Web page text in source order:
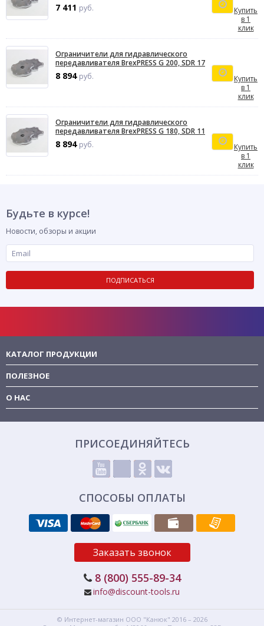
7 411 руб.
Купить
в 1
клик
Ограничители для гидравлического
передавливателя BrexPRESS G 200, SDR 17
8 894 руб.
Купить
в 1
клик
Ограничители для гидравлического
передавливателя BrexPRESS G 180, SDR 11
8 894 руб.
Купить
в 1
клик
Будьте в курсе!
Новости, обзоры и акции
ПОДПИСАТЬСЯ
КАТАЛОГ ПРОДУКЦИИ
ПОЛЕЗНОЕ
О НАС
ПРИСОЕДИНЯЙТЕСЬ
СПОСОБЫ ОПЛАТЫ
Заказать звонок
8 (800) 555-89-34
info@discount-tools.ru
© Интернет-магазин ООО "Канюк" 2016 – 2026